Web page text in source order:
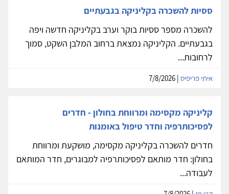
ססיות להשכרה בקליניקה בגבעתיים
להשכרה מספר ססיות בוקר וערב בקליניקה חדשה ויפה
בגבעתיים. הקליניקה נמצאת ברחוב המלבן השקט, סמוך
לרחובות...
איתי פריפיס
קליניקה מקסימה ומרווחת בחולון - חדרים
לפסיכותרפיה וחדר טיפול באומנות
חדרים להשכרה בקליניקה מקסימה, מושקעת ומרווחת
בחולון: חדר מותאם לפסיכותרפיה למבוגרים, חדר המותאם
לעבודה...